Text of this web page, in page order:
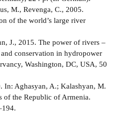
M., Revenga, C., 2005.
of the world’s large river
J., 2015. The power of rivers –
conservation in hydropower
Washington, DC, USA, 50
In: Aghasyan, A.; Kalashyan, M.
of the Republic of Armenia.